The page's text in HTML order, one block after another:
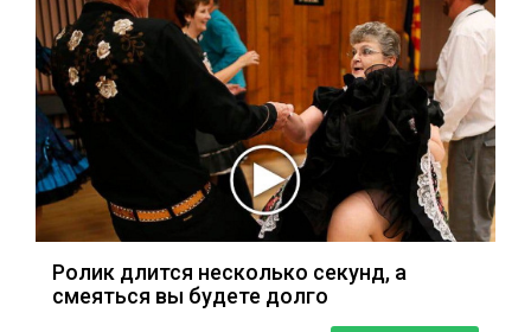
Ролик длится несколько секунд, а
смеяться вы будете долго